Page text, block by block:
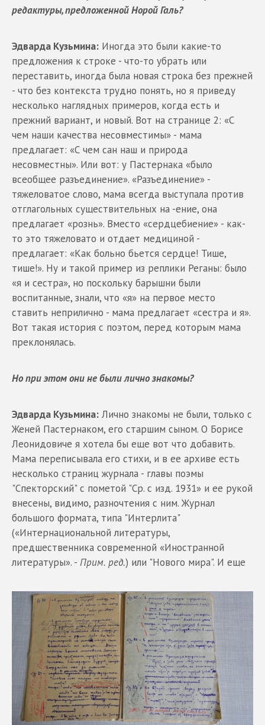
редактуры, предложенной Норой Галь?
Эдварда Кузьмина: Иногда это были какие-то
предложения к строке - что-то убрать или
переставить, иногда была новая строка без прежней
- что без контекста трудно понять, но я приведу
несколько наглядных примеров, когда есть и
прежний вариант, и новый. Вот на странице 2: «С
чем наши качества несовместимы» - мама
предлагает: «С чем сан наш и природа
несовместны». Или вот: у Пастернака «было
всеобщее разъединение». «Разъединение» -
тяжеловатое слово, мама всегда выступала против
отглагольных существительных на -ение, она
предлагает «рознь». Вместо «сердцебиение» - как-
то это тяжеловато и отдает медициной -
предлагает: «Как больно бьется сердце! Тише,
тише!». Ну и такой пример из реплики Реганы: было
«я и сестра», но поскольку барышни были
воспитанные, знали, что «я» на первое место
ставить неприлично - мама предлагает «сестра и я».
Вот такая история с поэтом, перед которым мама
преклонялась.
Но при этом они не были лично знакомы?
Эдварда Кузьмина: Лично знакомы не были, только с
Женей Пастернаком, его старшим сыном. О Борисе
Леонидовиче я хотела бы еще вот что добавить.
Мама переписывала его стихи, и в ее архиве есть
несколько страниц журнала - главы поэмы
"Спекторский" с пометой "Ср. с изд. 1931» и ее рукой
внесены, видимо, разночтения с ним. Журнал
большого формата, типа "Интерлита"
(«Интернациональной литературы,
предшественника современной «Иностранной
литературы». - Прим. ред.) или "Нового мира". И еще